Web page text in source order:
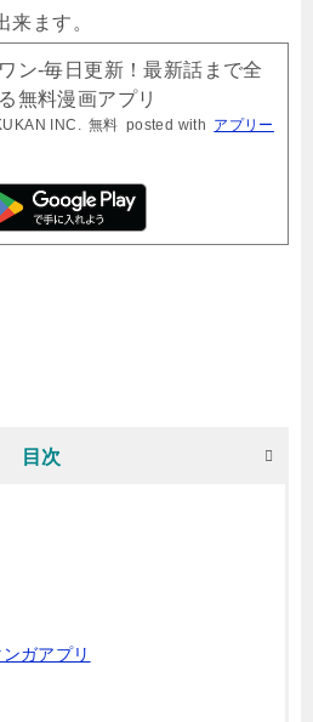
来ます。
ン-毎日更新！最新話まで全
無料漫画アプリ
INC. 無料 posted with アプリー
目次
ガアプリ